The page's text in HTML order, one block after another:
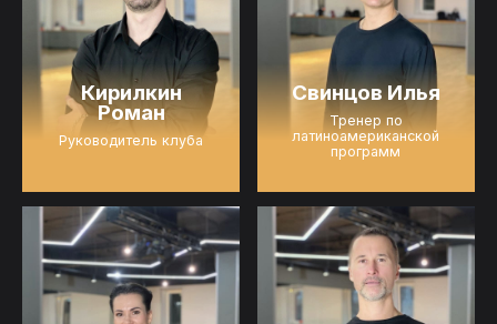
Кирилкин
Роман
Руководитель клуба
Свинцов Илья
Тренер по
латиноамериканской
программ